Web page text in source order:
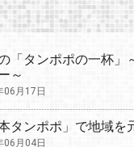
「タンポポの一杯」
～
06月17日
本タンポポ」で地域を
06月04日